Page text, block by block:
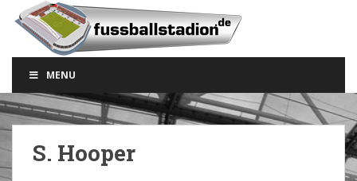
o
m
a
n
MENU
S. Hooper